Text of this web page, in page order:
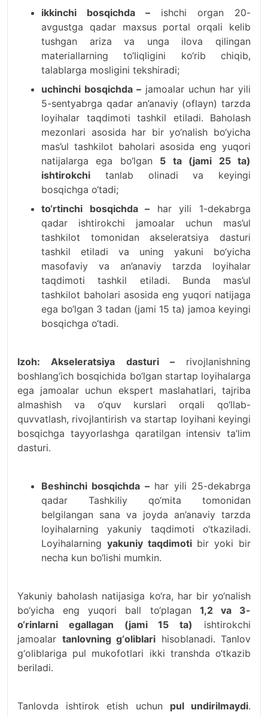
ikkinchi bosqichda – ishchi organ 20-
avgustga qadar maxsus portal orqali kelib
tushgan ariza va unga ilova qilingan
materiallarning to‘liqligini ko‘rib chiqib,
talablarga mosligini tekshiradi;
uchinchi bosqichda – jamoalar uchun har yili
5-sentyabrga qadar an’anaviy (oflayn) tarzda
loyihalar taqdimoti tashkil etiladi. Baholash
mezonlari asosida har bir yo‘nalish bo‘yicha
mas’ul tashkilot baholari asosida eng yuqori
natijalarga ega bo‘lgan 5 ta (jami 25 ta)
ishtirokchi tanlab olinadi va keyingi
bosqichga o‘tadi;
to‘rtinchi bosqichda – har yili 1-dekabrga
qadar ishtirokchi jamoalar uchun mas’ul
tashkilot tomonidan akseleratsiya dasturi
tashkil etiladi va uning yakuni bo‘yicha
masofaviy va an’anaviy tarzda loyihalar
taqdimoti tashkil etiladi. Bunda mas’ul
tashkilot baholari asosida eng yuqori natijaga
ega bo‘lgan 3 tadan (jami 15 ta) jamoa keyingi
bosqichga o‘tadi.
Izoh: Akseleratsiya dasturi –rivojlanishning
boshlang‘ich bosqichida bo‘lgan startap loyihalarga
ega jamoalar uchun ekspert maslahatlari, tajriba
almashish va o‘quv kurslari orqali qo‘llab-
quvvatlash, rivojlantirish va startap loyihani keyingi
bosqichga tayyorlashga qaratilgan intensiv ta’lim
dasturi.
Beshinchi bosqichda –har yili 25-dekabrga
qadar Tashkiliy qo‘mita tomonidan
belgilangan sana va joyda an’anaviy tarzda
loyihalarning yakuniy taqdimoti o‘tkaziladi.
Loyihalarning yakuniy taqdimotibir yoki bir
necha kun bo‘lishi mumkin.
Yakuniy baholash natijasiga ko‘ra, har bir yo‘nalish
bo‘yicha eng yuqori ball to‘plagan 1,2 va 3-
o‘rinlarni egallagan (jami 15 ta)
ishtirokchi
jamoalar tanlovning g‘oliblari hisoblanadi. Tanlov
g‘oliblariga pul mukofotlari ikki transhda o‘tkazib
beriladi.
Tanlovda ishtirok etish uchun pul undirilmaydi.